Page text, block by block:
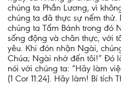
chúng ta Phần Lương, vì
chúng ta đã thực sự nếm
chúng ta Tấm Bánh trong đó
sống động và chân thực, với
yêu. Khi đón nhận Ngài,
Chúa; Ngài nhớ đến tôi!” Đó
nói với chúng ta: “Hãy làm
(1 Cor 11:24). Hãy làm! Bí tích